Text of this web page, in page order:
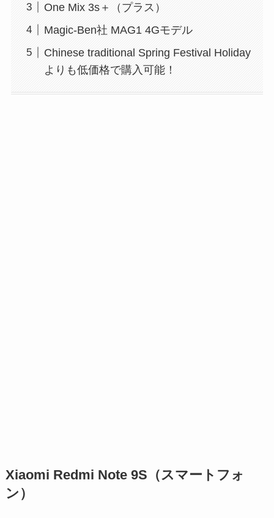
One Mix 3s＋（プラス）
Magic-Ben社 MAG1 4Gモデル
Chinese traditional Spring Festival Holiday
よりも低価格で購入可能！
Xiaomi Redmi Note 9S（スマートフォ
ン）